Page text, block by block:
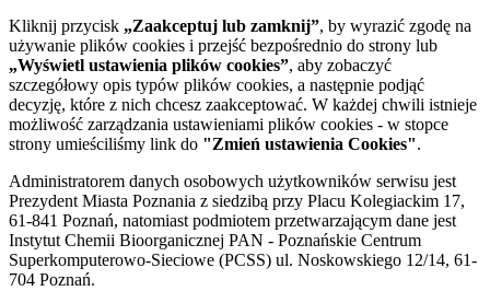
Kliknij przycisk „Zaakceptuj lub zamknij”, by wyrazić zgodę na
używanie plików cookies i przejść bezpośrednio do strony lub
„Wyświetl ustawienia plików cookies”, aby zobaczyć
szczegółowy opis typów plików cookies, a następnie podjąć
decyzję, które z nich chcesz zaakceptować. W każdej chwili istnieje
możliwość zarządzania ustawieniami plików cookies - w stopce
strony umieściliśmy link do "Zmień ustawienia Cookies".
Administratorem danych osobowych użytkowników serwisu jest
Prezydent Miasta Poznania z siedzibą przy Placu Kolegiackim 17,
61-841 Poznań, natomiast podmiotem przetwarzającym dane jest
Instytut Chemii Bioorganicznej PAN - Poznańskie Centrum
Superkomputerowo-Sieciowe (PCSS) ul. Noskowskiego 12/14, 61-
704 Poznań.